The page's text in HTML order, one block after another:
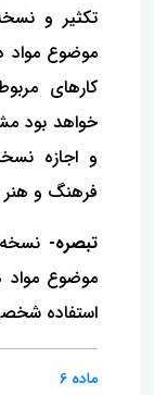
تکثیر و
موضوع مواد
کارهای
خواهد بود
و اجازه
فرهنگ و هنر
تبصره-
موضوع مواد
استفاده
ماده 6